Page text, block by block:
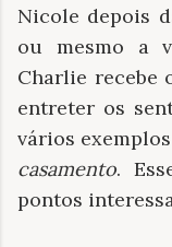
Nicole depois
ou mesmo a
Charlie recebe
entreter os
vários
casamento.
pontos